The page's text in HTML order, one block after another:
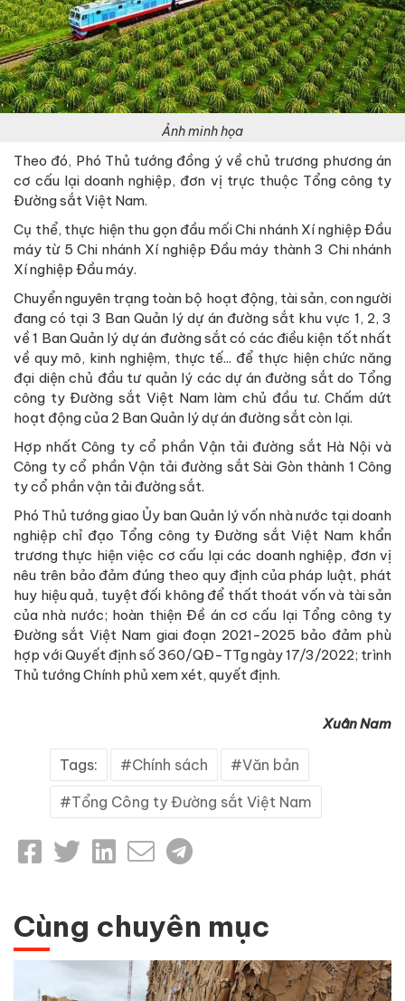
Ảnh minh họa
Theo đó, Phó Thủ tướng đồng ý về chủ trương phương án
cơ cấu lại doanh nghiệp, đơn vị trực thuộc Tổng công ty
Đường sắt Việt Nam.
Cụ thể, thực hiện thu gọn đầu mối Chi nhánh Xí nghiệp Đầu
máy từ 5 Chi nhánh Xí nghiệp Đầu máy thành 3 Chi nhánh
Xí nghiệp Đầu máy.
Chuyển nguyên trạng toàn bộ hoạt động, tài sản, con người
đang có tại 3 Ban Quản lý dự án đường sắt khu vực 1, 2, 3
về 1 Ban Quản lý dự án đường sắt có các điều kiện tốt nhất
về quy mô, kinh nghiệm, thực tế... để thực hiện chức năng
đại diện chủ đầu tư quản lý các dự án đường sắt do Tổng
công ty Đường sắt Việt Nam làm chủ đầu tư. Chấm dứt
hoạt động của 2 Ban Quản lý dự án đường sắt còn lại.
Hợp nhất Công ty cổ phần Vận tải đường sắt Hà Nội và
Công ty cổ phần Vận tải đường sắt Sài Gòn thành 1 Công
ty cổ phần vận tải đường sắt.
Phó Thủ tướng giao Ủy ban Quản lý vốn nhà nước tại doanh
nghiệp chỉ đạo Tổng công ty Đường sắt Việt Nam khẩn
trương thực hiện việc cơ cấu lại các doanh nghiệp, đơn vị
nêu trên bảo đảm đúng theo quy định của pháp luật, phát
huy hiệu quả, tuyệt đối không để thất thoát vốn và tài sản
của nhà nước; hoàn thiện Đề án cơ cấu lại Tổng công ty
Đường sắt Việt Nam giai đoạn 2021-2025 bảo đảm phù
hợp với Quyết định số 360/QĐ-TTg ngày 17/3/2022; trình
Thủ tướng Chính phủ xem xét, quyết định.
Xuân Nam
Tags: Chính sách Văn bản
Tổng Công ty Đường sắt Việt Nam
Cùng chuyên mục